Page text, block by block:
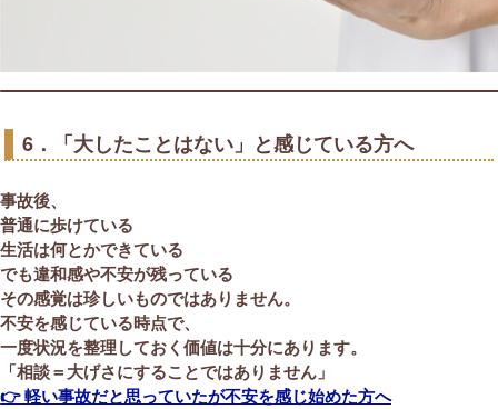
6．「大したことはない」と感じている方へ
事故後、
普通に歩けている
生活は何とかできている
でも違和感や不安が残っている
その感覚は珍しいものではありません。
不安を感じている時点で、
一度状況を整理しておく価値は十分にあります。
「相談＝大げさにすることではありません」
👉 軽い事故だと思っていたが不安を感じ始めた方へ